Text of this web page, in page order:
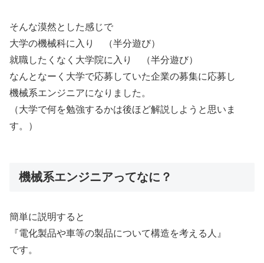
そんな漠然とした感じで
大学の機械科に入り （半分遊び）
就職したくなく大学院に入り （半分遊び）
なんとなーく大学で応募していた企業の募集に応募し
機械系エンジニアになりました。
（大学で何を勉強するかは後ほど解説しようと思いま
す。）
機械系エンジニアってなに？
簡単に説明すると
『電化製品や車等の製品について構造を考える人』
です。